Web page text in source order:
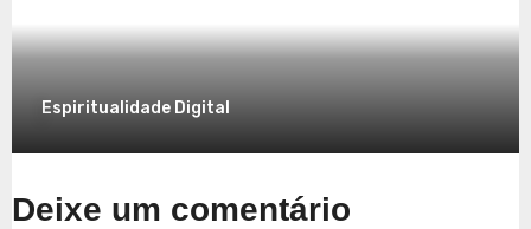
Espiritualidade Digital
Deixe um comentário